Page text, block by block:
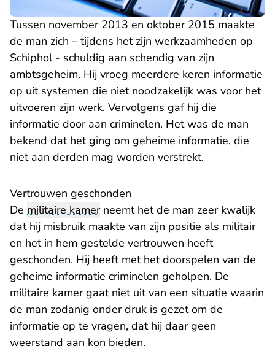
Tussen november 2013 en oktober 2015 maakte
de man zich – tijdens het zijn werkzaamheden op
Schiphol - schuldig aan schendig van zijn
ambtsgeheim. Hij vroeg meerdere keren informatie
op uit systemen die niet noodzakelijk was voor het
uitvoeren zijn werk. Vervolgens gaf hij die
informatie door aan criminelen. Het was de man
bekend dat het ging om geheime informatie, die
niet aan derden mag worden verstrekt.
Vertrouwen geschonden
De militaire kamerneemt het de man zeer kwalijk
dat hij misbruik maakte van zijn positie als militair
en het in hem gestelde vertrouwen heeft
geschonden. Hij heeft met het doorspelen van de
geheime informatie criminelen geholpen. De
militaire kamer gaat niet uit van een situatie waarin
de man zodanig onder druk is gezet om de
informatie op te vragen, dat hij daar geen
weerstand aan kon bieden.